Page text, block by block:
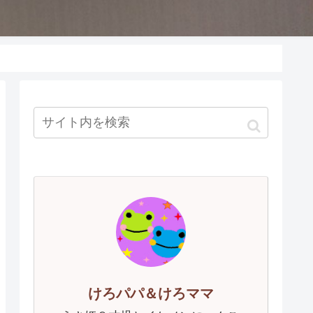
けろパパ＆けろママ